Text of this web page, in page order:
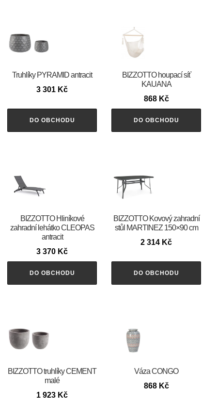
Truhlíky PYRAMID antracit
3 301 Kč
DO OBCHODU
BIZZOTTO houpací síť
KAUANA
868 Kč
DO OBCHODU
BIZZOTTO Hliníkové
zahradní lehátko CLEOPAS
antracit
3 370 Kč
DO OBCHODU
BIZZOTTO Kovový zahradní
stůl MARTINEZ 150×90 cm
2 314 Kč
DO OBCHODU
BIZZOTTO truhlíky CEMENT
malé
1 923 Kč
Váza CONGO
868 Kč